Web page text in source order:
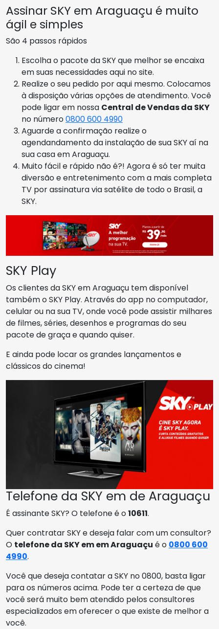
Assinar SKY em Araguaçu é muito
ágil e simples
São 4 passos rápidos
Escolha o pacote da SKY que melhor se encaixa
em suas necessidades aqui no site.
Realize o seu pedido por aqui mesmo. Colocamos
à disposição várias opções de atendimento. Você
pode ligar em nossa Central de Vendas da SKY
no número0800 600 4990
Aguarde a confirmação realize o
agendandamento da instalação de sua SKY aí na
sua casa em Araguaçu.
Muito fácil e rápido não é?! Agora é só ter muita
diversão e entretenimento com a mais completa
TV por assinatura via satélite de todo o Brasil, a
SKY.
SKY Play
Os clientes da SKY em Araguaçu tem disponível
também o SKY Play. Através do app no computador,
celular ou na sua TV, onde você pode assistir milhares
de filmes, séries, desenhos e programas do seu
pacote de graça e quando quiser.
E ainda pode locar os grandes lançamentos e
clássicos do cinema!
Telefone da SKY em de Araguaçu
É assinante SKY? O telefone é o10611.
Quer contratar SKY e deseja falar com um consultor?
O telefone da SKY em em Araguaçu é o 0800 600
4990.
Você que deseja contatar a SKY no 0800, basta ligar
para os números acima. Pode ter a certeza de que
você será muito bem atendido pelos consultores
especializados em oferecer o que existe de melhor a
você.